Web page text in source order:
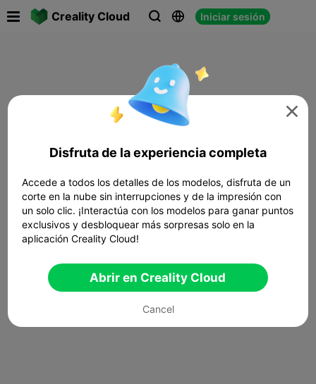
Creality Cloud   Iniciar sesión

Disfruta de la experiencia completa
Accede a todos los detalles de los modelos, disfruta de un
corte en la nube sin interrupciones y de la impresión con
un solo clic. ¡Interactúa con los modelos para ganar puntos
exclusivos y desbloquear más sorpresas solo en la
aplicación Creality Cloud!
Abrir en Creality Cloud
Cancel